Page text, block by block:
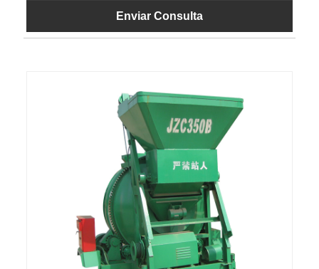
Enviar Consulta